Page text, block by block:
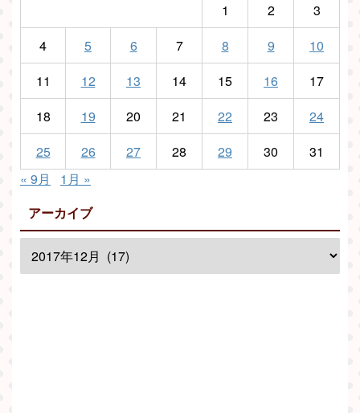
1 2
3
4
5 6 7 8 9
10
11
12 13 14 15 16
17
18
19 20 21 22 23
24
25
26 27 28 29 30
31
« 9月
1月 »
アーカイブ